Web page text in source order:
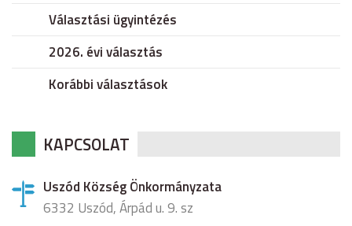
Választási ügyintézés
2026. évi választás
Korábbi választások
KAPCSOLAT
Uszód Község Önkormányzata
6332 Uszód, Árpád u. 9. sz